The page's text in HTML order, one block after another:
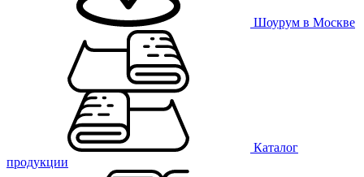
Шоурум в Москве
Каталог
продукции